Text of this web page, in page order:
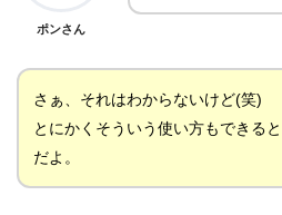
ポンさん
さぁ、それはわからないけど(笑)
とにかくそういう使い方もできる
だよ。